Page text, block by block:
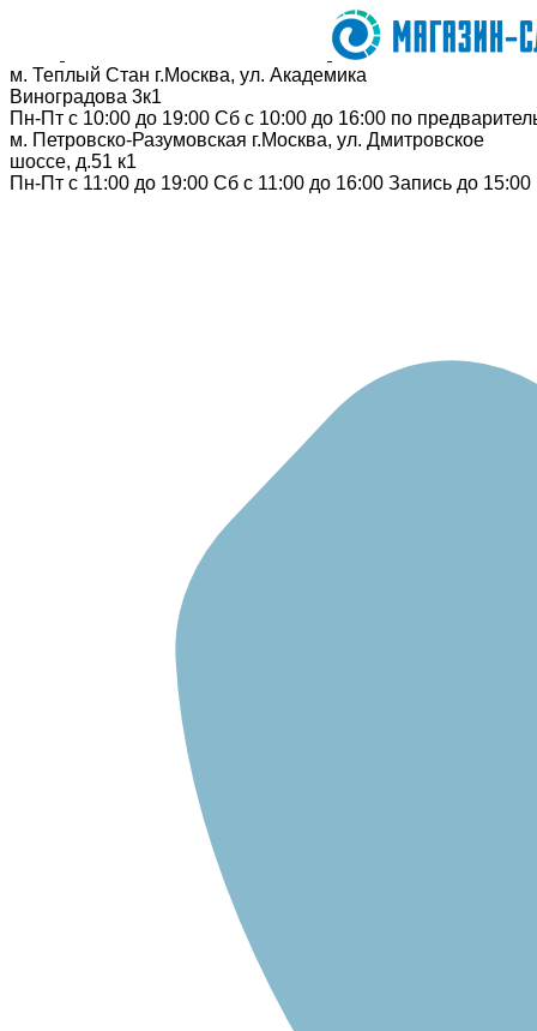
м. Теплый Стан г.Москва, ул. Академика
Виноградова 3к1
Пн-Пт с 10:00 до 19:00 Сб с 10:00 до 16:00 по
м. Петровско-Разумовская г.Москва, ул. Дмитровское
шоссе, д.51 к1
Пн-Пт с 11:00 до 19:00 Сб с 11:00 до 16:00 Запись до 15:00